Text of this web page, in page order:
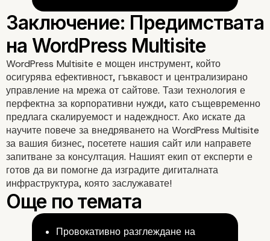
Технически аспекти на
WordPress Multisite
WordPress Multisite е мощен инструмент, който
осигурява ефективност, гъвкавост и централизирано
управление на мрежа от сайтове. Тази технология е
перфектна за корпоративни нужди, като същевременно
предлага скалируемост и надеждност. Ако искате да
научите повече за внедряването на WordPress Multisite
за вашия бизнес, посетете нашия сайт или направете
запитване за консултация. Нашият екип от експерти е
готов да ви помогне да изградите дигиталната
инфраструктура, която заслужавате!
Провокативно разглеждане на